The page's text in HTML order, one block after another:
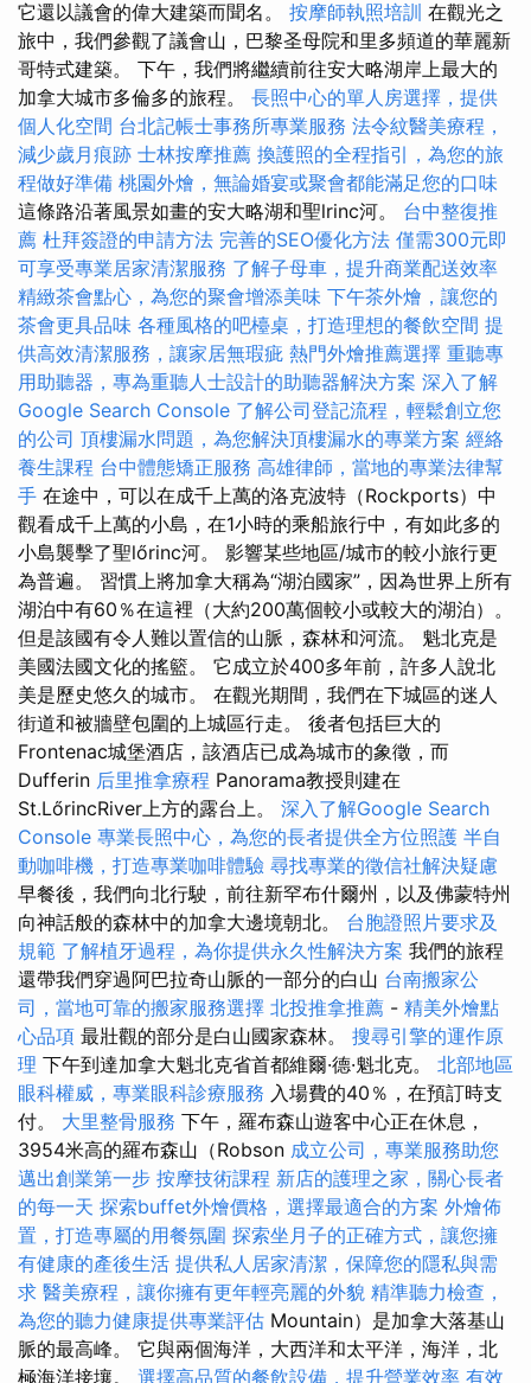
它還以議會的偉大建築而聞名。 按摩師執照培訓 在觀光之
旅中，我們參觀了議會山，巴黎圣母院和里多頻道的華麗新
哥特式建築。 下午，我們將繼續前往安大略湖岸上最大的
加拿大城市多倫多的旅程。 長照中心的單人房選擇，提供
個人化空間 台北記帳士事務所專業服務 法令紋醫美療程，
減少歲月痕跡 士林按摩推薦 換護照的全程指引，為您的旅
程做好準備 桃園外燴，無論婚宴或聚會都能滿足您的口味
這條路沿著風景如畫的安大略湖和聖lrinc河。 台中整復推
薦 杜拜簽證的申請方法 完善的SEO優化方法 僅需300元即
可享受專業居家清潔服務 了解子母車，提升商業配送效率
精緻茶會點心，為您的聚會增添美味 下午茶外燴，讓您的
茶會更具品味 各種風格的吧檯桌，打造理想的餐飲空間 提
供高效清潔服務，讓家居無瑕疵 熱門外燴推薦選擇 重聽專
用助聽器，專為重聽人士設計的助聽器解決方案 深入了解
Google Search Console 了解公司登記流程，輕鬆創立您
的公司 頂樓漏水問題，為您解決頂樓漏水的專業方案 經絡
養生課程 台中體態矯正服務 高雄律師，當地的專業法律幫
手 在途中，可以在成千上萬的洛克波特（Rockports）中
觀看成千上萬的小島，在1小時的乘船旅行中，有如此多的
小島襲擊了聖lőrinc河。 影響某些地區/城市的較小旅行更
為普遍。 習慣上將加拿大稱為“湖泊國家”，因為世界上所有
湖泊中有60％在這裡（大約200萬個較小或較大的湖泊）。
但是該國有令人難以置信的山脈，森林和河流。 魁北克是
美國法國文化的搖籃。 它成立於400多年前，許多人說北
美是歷史悠久的城市。 在觀光期間，我們在下城區的迷人
街道和被牆壁包圍的上城區行走。 後者包括巨大的
Frontenac城堡酒店，該酒店已成為城市的象徵，而
Dufferin 后里推拿療程 Panorama教授則建在
St.LőrincRiver上方的露台上。 深入了解Google Search
Console 專業長照中心，為您的長者提供全方位照護 半自
動咖啡機，打造專業咖啡體驗 尋找專業的徵信社解決疑慮
早餐後，我們向北行駛，前往新罕布什爾州，以及佛蒙特州
向神話般的森林中的加拿大邊境朝北。 台胞證照片要求及
規範 了解植牙過程，為你提供永久性解決方案 我們的旅程
還帶我們穿過阿巴拉奇山脈的一部分的白山 台南搬家公
司，當地可靠的搬家服務選擇 北投推拿推薦 - 精美外燴點
心品項 最壯觀的部分是白山國家森林。 搜尋引擎的運作原
理 下午到達加拿大魁北克省首都維爾·德·魁北克。 北部地區
眼科權威，專業眼科診療服務 入場費的40％，在預訂時支
付。 大里整骨服務 下午，羅布森山遊客中心正在休息，
3954米高的羅布森山（Robson 成立公司，專業服務助您
邁出創業第一步 按摩技術課程 新店的護理之家，關心長者
的每一天 探索buffet外燴價格，選擇最適合的方案 外燴佈
置，打造專屬的用餐氛圍 探索坐月子的正確方式，讓您擁
有健康的產後生活 提供私人居家清潔，保障您的隱私與需
求 醫美療程，讓你擁有更年輕亮麗的外貌 精準聽力檢查，
為您的聽力健康提供專業評估 Mountain）是加拿大落基山
脈的最高峰。 它與兩個海洋，大西洋和太平洋，海洋，北
極海洋接壤。 選擇高品質的餐飲設備，提升營業效率 有效